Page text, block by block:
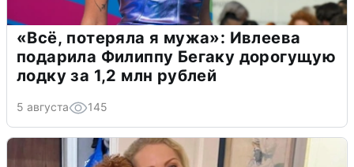
«Всё, потеряла я мужа»: Ивлеева
подарила Филиппу Бегаку дорогущую
лодку за 1,2 млн рублей
5 августа 145